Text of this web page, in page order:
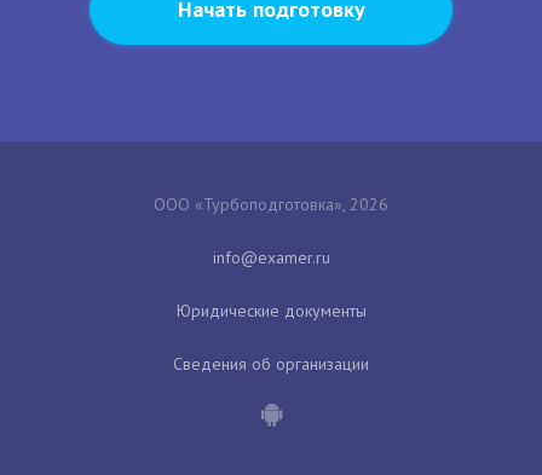
Начать подготовку
ООО «Турбоподготовка», 2026
Юридические документы
Сведения об организации